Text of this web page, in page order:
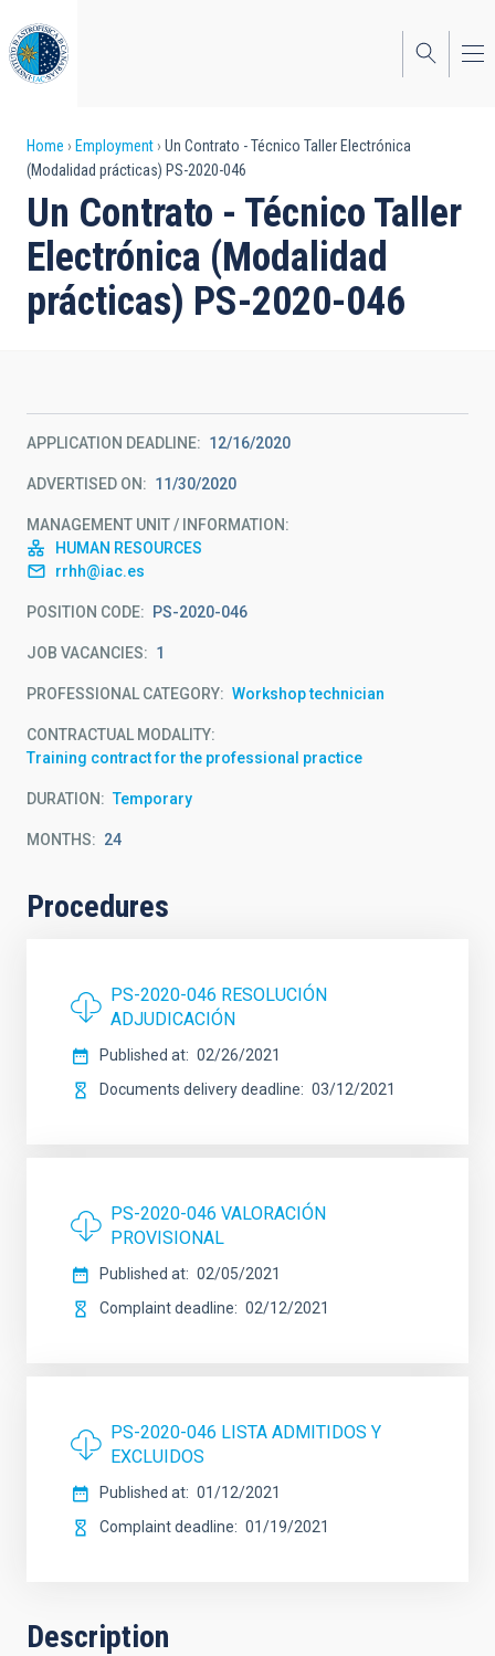
to
main
content
Breadcrumb
Home Employment
Un Contrato - Técnico Taller Electrónica
(Modalidad prácticas) PS-2020-046
Un Contrato - Técnico Taller
Electrónica (Modalidad
prácticas) PS-2020-046
APPLICATION DEADLINE 12/16/2020
ADVERTISED ON 11/30/2020
MANAGEMENT UNIT / INFORMATION
HUMAN RESOURCES
rrhh@iac.es
POSITION CODE PS-2020-046
JOB VACANCIES 1
PROFESSIONAL CATEGORY Workshop technician
CONTRACTUAL MODALITY
Training contract for the professional practice
DURATION Temporary
MONTHS 24
Procedures
PS-2020-046 RESOLUCIÓN
ADJUDICACIÓN
Published at
02/26/2021
Documents delivery deadline
03/12/2021
PS-2020-046 VALORACIÓN
PROVISIONAL
Published at
02/05/2021
Complaint deadline
02/12/2021
PS-2020-046 LISTA ADMITIDOS Y
EXCLUIDOS
Published at
01/12/2021
Complaint deadline
01/19/2021
Description